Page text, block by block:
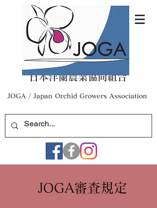
日本洋蘭農業協同組合
​JOGA / Japan Orchid Growers Association
​JOGA審査規定